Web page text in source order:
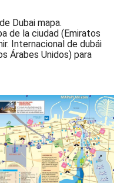
Dubai mapa.
de la ciudad (Emiratos
Internacional de dubái
Árabes Unidos) para